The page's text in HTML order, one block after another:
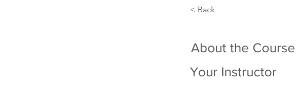
< Back
About the Course
Your Instructor